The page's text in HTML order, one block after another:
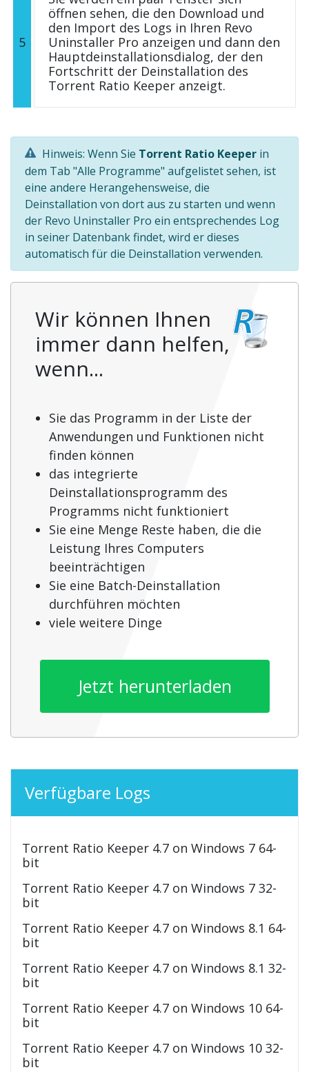
5
öffnen sehen, die den Download und
den Import des Logs in Ihren Revo
Uninstaller Pro anzeigen und dann den
Hauptdeinstallationsdialog, der den
Fortschritt der Deinstallation des
Torrent Ratio Keeper anzeigt.
Hinweis: Wenn Sie Torrent Ratio Keeper in
dem Tab "Alle Programme" aufgelistet sehen, ist
eine andere Herangehensweise, die
Deinstallation von dort aus zu starten und wenn
der Revo Uninstaller Pro ein entsprechendes Log
in seiner Datenbank findet, wird er dieses
automatisch für die Deinstallation verwenden.
Wir können Ihnen
immer dann helfen,
wenn...
Sie das Programm in der Liste der
Anwendungen und Funktionen nicht
finden können
das integrierte
Deinstallationsprogramm des
Programms nicht funktioniert
Sie eine Menge Reste haben, die die
Leistung Ihres Computers
beeinträchtigen
Sie eine Batch-Deinstallation
durchführen möchten
viele weitere Dinge
Jetzt herunterladen
Verfügbare Logs
Torrent Ratio Keeper 4.7 on Windows 7 64-
bit
Torrent Ratio Keeper 4.7 on Windows 7 32-
bit
Torrent Ratio Keeper 4.7 on Windows 8.1 64-
bit
Torrent Ratio Keeper 4.7 on Windows 8.1 32-
bit
Torrent Ratio Keeper 4.7 on Windows 10 64-
bit
Torrent Ratio Keeper 4.7 on Windows 10 32-
bit